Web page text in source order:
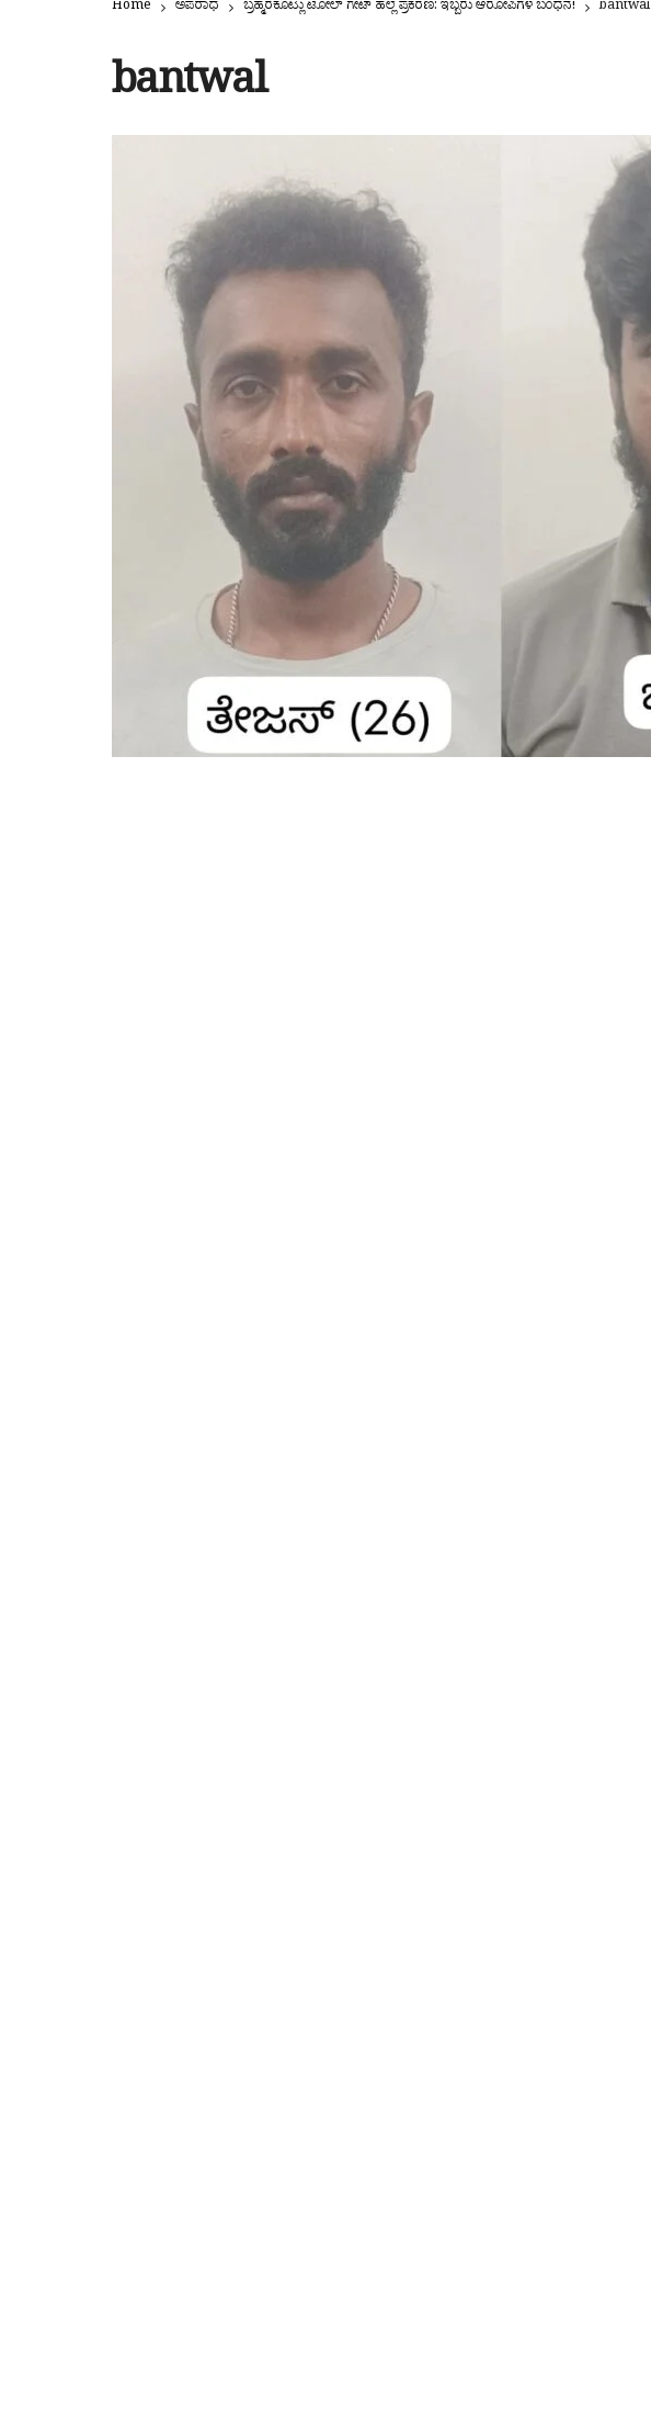
Home ಅಪರಾಧ ಬ್ರಹ್ಮರಕೂಟ್ಲು ಟೋಲ್ ಗೇಟ್ ಹಲ್ಲೆ ಪ್ರಕರಣ: ಇಬ್ಬರು ಆರೋಪಿಗಳ ಬಂಧನ! bantwal
bantwal